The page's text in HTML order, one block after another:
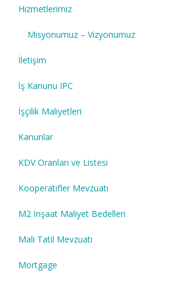
Hizmetlerimiz
Misyonumuz – Vizyonumuz
İletişim
İş Kanunu IPC
İşçilik Maliyetleri
Kanunlar
KDV Oranları ve Listesi
Kooperatifler Mevzuatı
M2 İnşaat Maliyet Bedelleri
Mali Tatil Mevzuatı
Mortgage